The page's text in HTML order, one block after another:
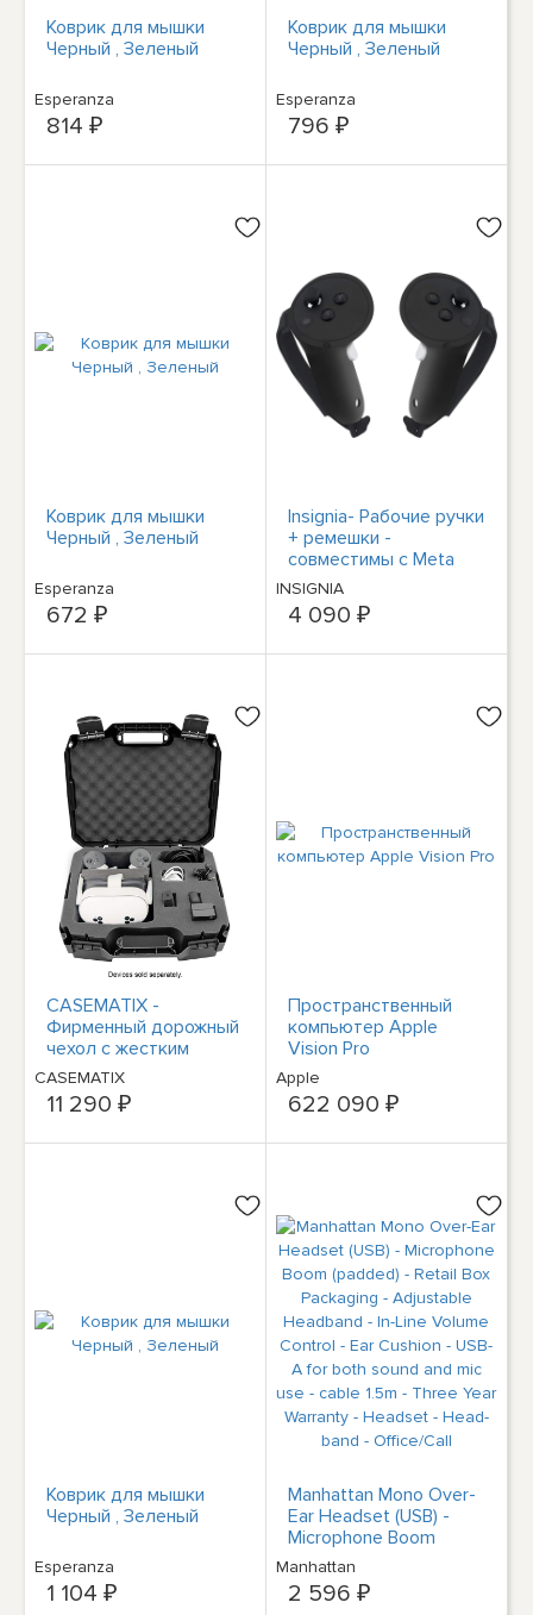
Коврик для мышки
Черный , Зеленый
Esperanza
814 ₽
Коврик для мышки
Черный , Зеленый
Esperanza
796 ₽
Коврик для мышки
Черный , Зеленый
Esperanza
672 ₽
Insignia- Рабочие ручки
+ ремешки -
совместимы с Meta
Quest 3 и Meta Quest...
INSIGNIA
4 090 ₽
CASEMATIX -
Фирменный дорожный
чехол с жестким
корпусом для Meta
Quest 3S, 3 и 2 VR-
головок...
CASEMATIX
11 290 ₽
Пространственный
компьютер Apple
Vision Pro
Apple
622 090 ₽
Коврик для мышки
Черный , Зеленый
Esperanza
1 104 ₽
Manhattan Mono Over-
Ear Headset (USB) -
Microphone Boom
(padded) - Retail Box
Packaging - Adjustable
Headband - In-Line
Manhattan
2 596 ₽